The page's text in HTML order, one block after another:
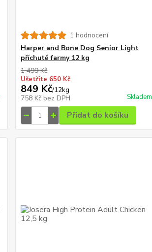
1 hodnocení
Harper and Bone Dog Senior Light
příchutě farmy 12 kg
1 499 Kč
Ušetříte 650 Kč
849 Kč/12kg
758 Kč bez DPH Skladem
Přidat do košíku